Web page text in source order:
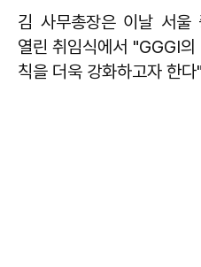
김 사무총장은 이날 서울
열린 취임식에서 "GGGI
칙을 더욱 강화하고자 한